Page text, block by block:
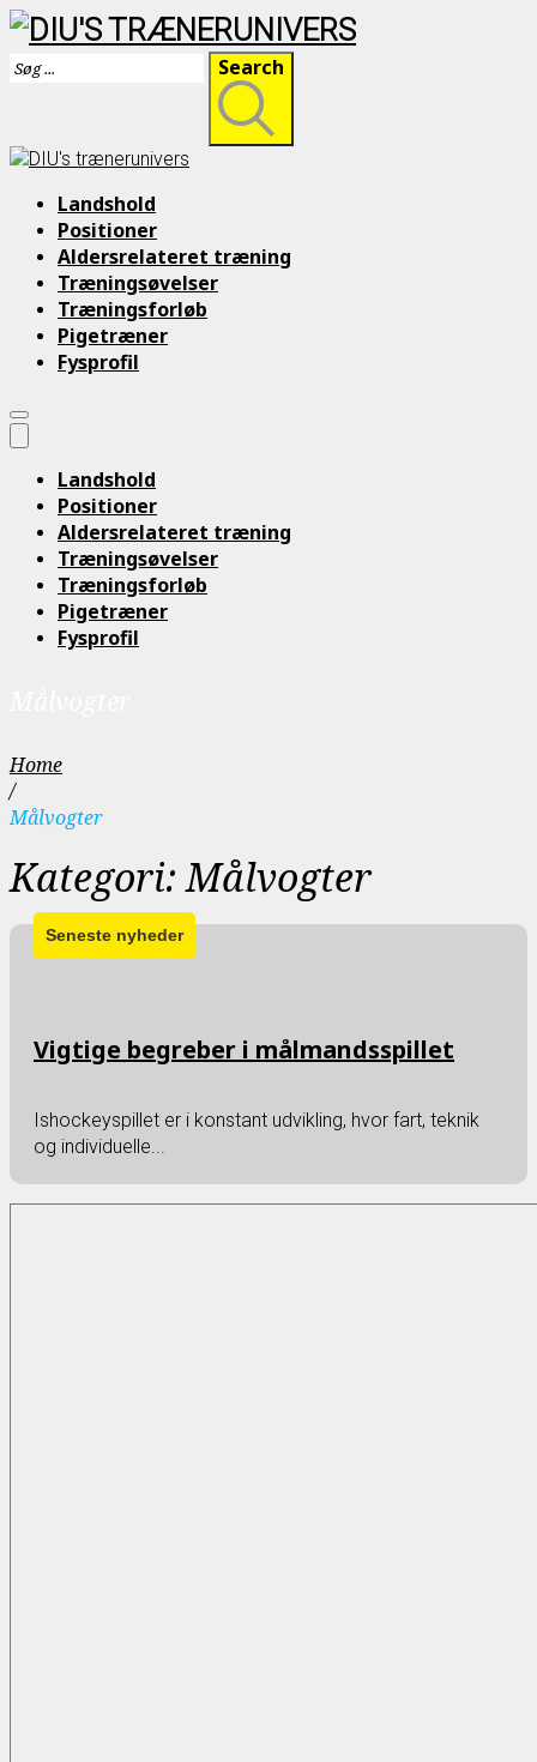
Skip
Search
Landshold
Positioner
Aldersrelateret træning
Træningsøvelser
Træningsforløb
Pigetræner
Fysprofil
Landshold
Positioner
Aldersrelateret træning
Træningsøvelser
Træningsforløb
Pigetræner
Fysprofil
Home
/
Målvogter
Kategori:Målvogter
Vigtige begreber i målmandsspillet
Ishockeyspillet er i konstant udvikling, hvor fart, teknik
og individuelle...